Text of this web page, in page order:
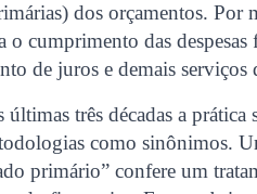
dos orçamentos. Por
o cumprimento das
de juros e demais
últimas três décadas a
como sinônimos.
primário” confere um